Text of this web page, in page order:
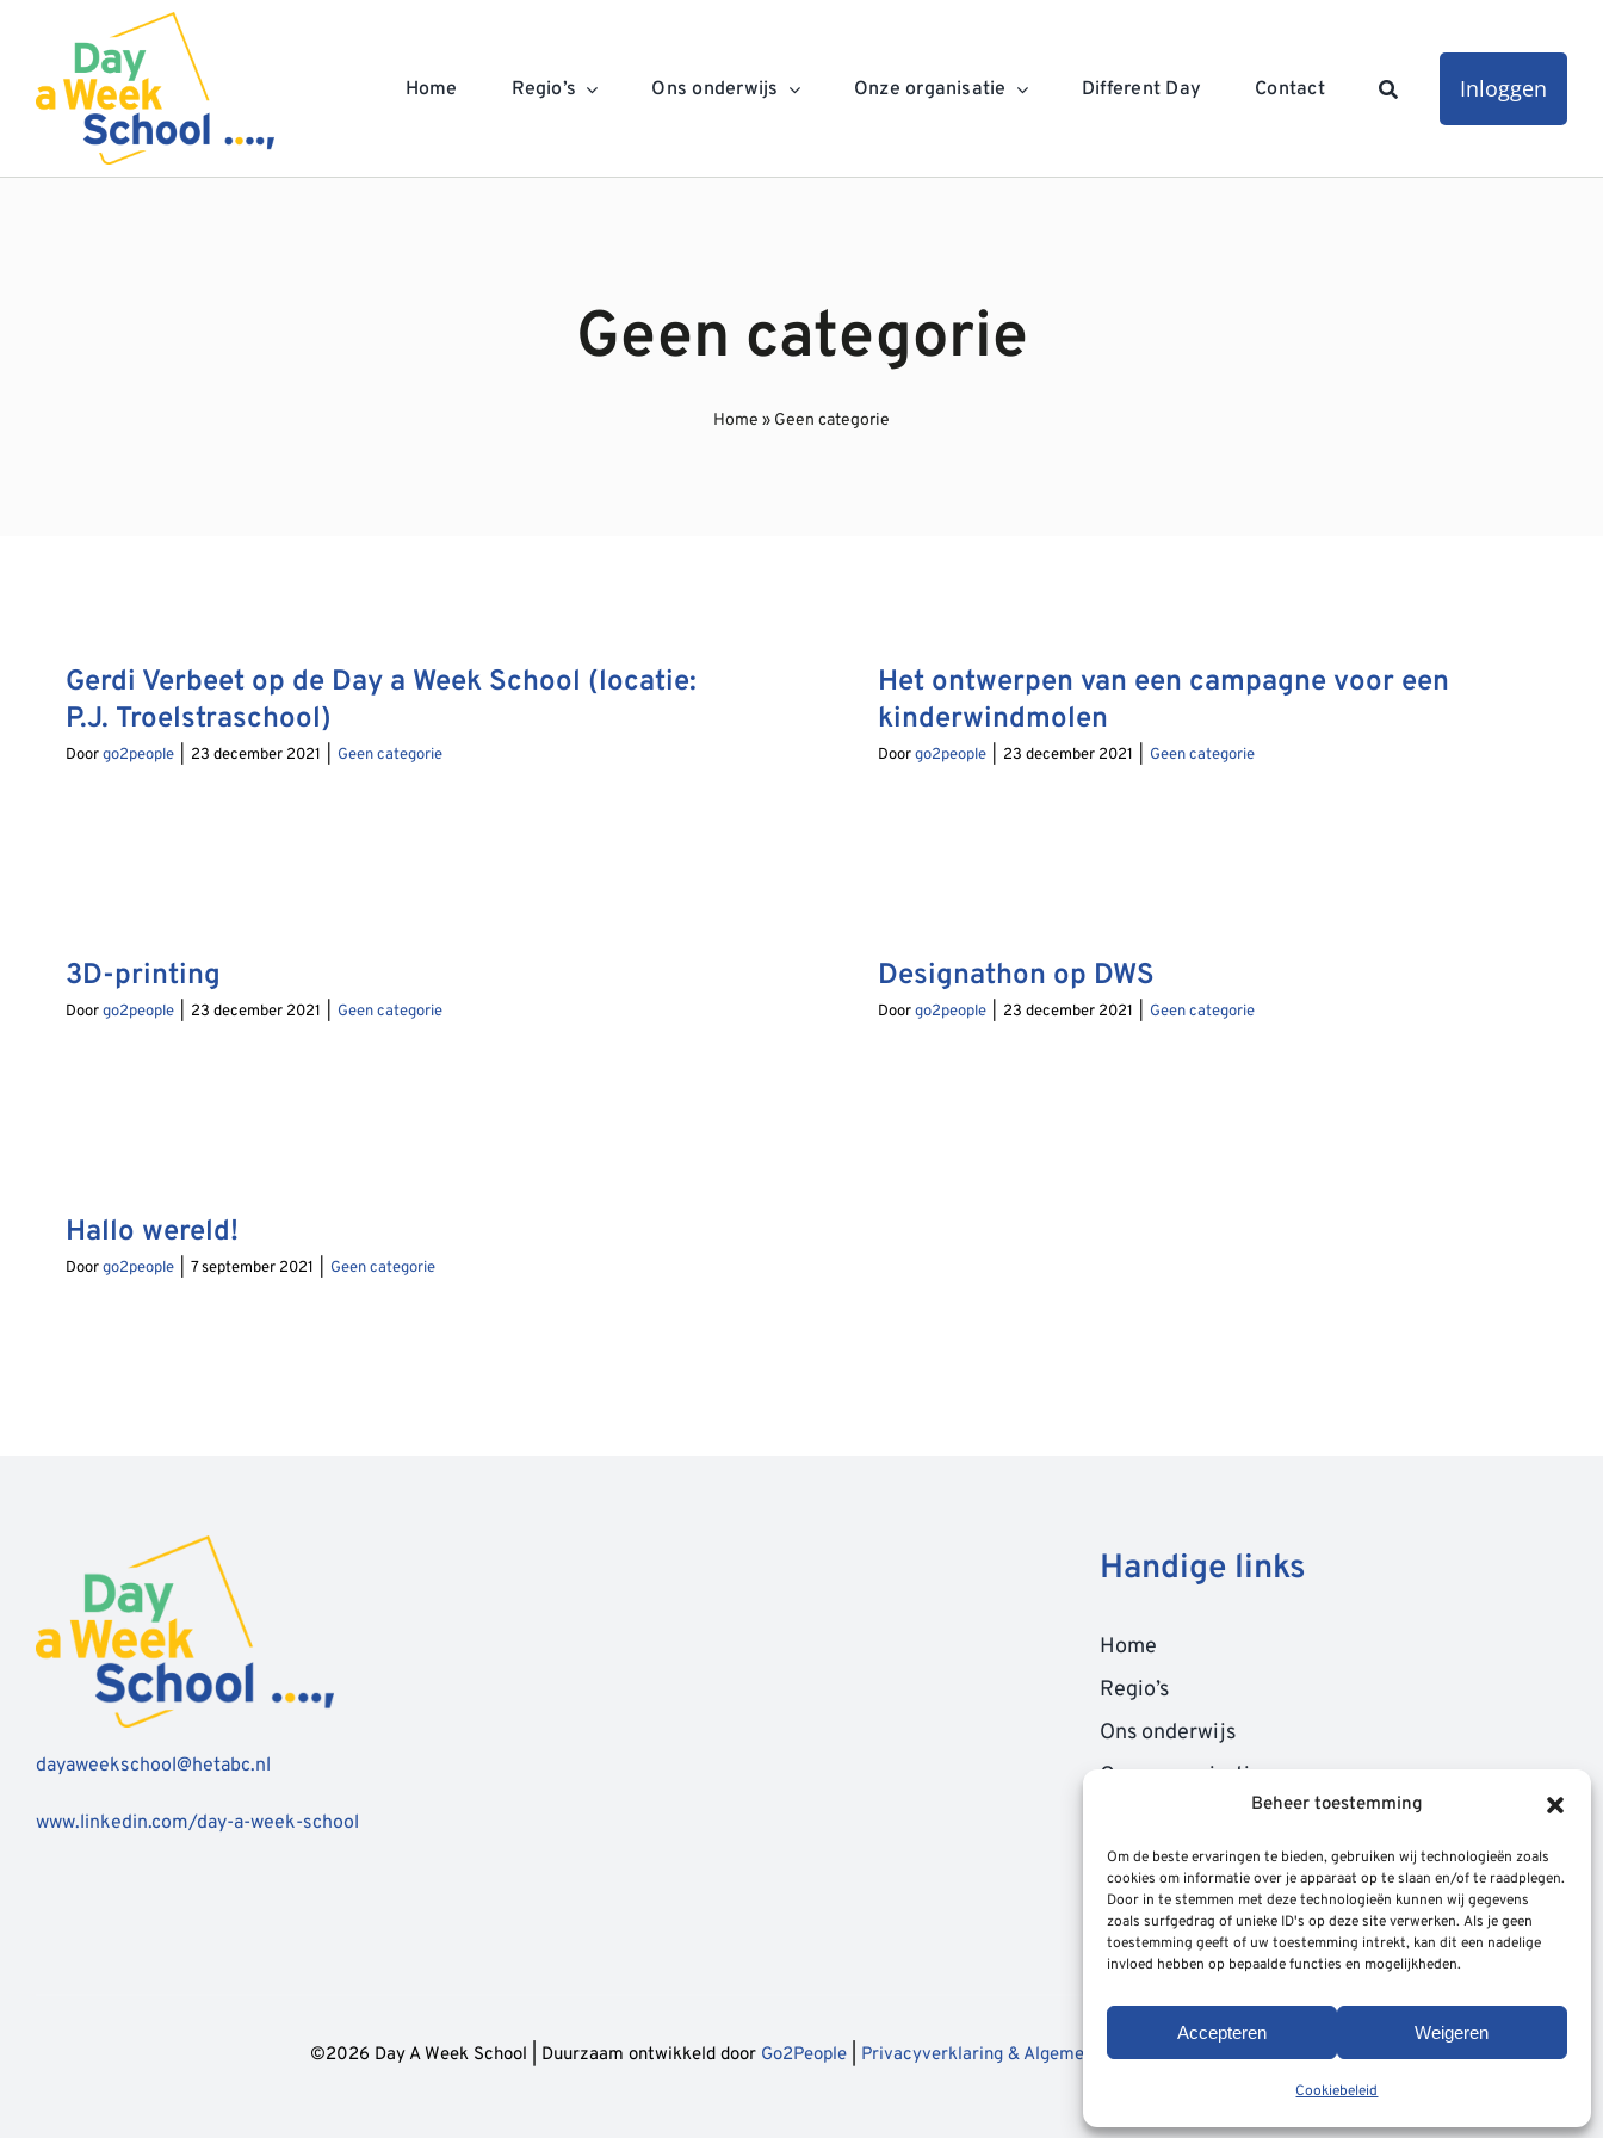
Beheer toestemming
Om de beste ervaringen te bieden, gebruiken wij technologieën zoals
cookies om informatie over je apparaat op te slaan en/of te raadplegen.
Door in te stemmen met deze technologieën kunnen wij gegevens
zoals surfgedrag of unieke ID's op deze site verwerken. Als je geen
toestemming geeft of uw toestemming intrekt, kan dit een nadelige
invloed hebben op bepaalde functies en mogelijkheden.
Accepteren Weigeren
Cookiebeleid
inhoud
Home Regio’s Ons onderwijs Onze organisatie Different Day Contact Inloggen
Geen categorie
Home » Geen categorie
Gerdi Verbeet op de Day a Week School (locatie:
P.J. Troelstraschool)
Doorgo2people 23 december 2021 Geen categorie
Het ontwerpen van een campagne voor een
kinderwindmolen
Doorgo2people 23 december 2021 Geen categorie
3D-printing
Doorgo2people 23 december 2021 Geen categorie
Designathon op DWS
Doorgo2people 23 december 2021 Geen categorie
Hallo wereld!
Doorgo2people 7 september 2021 Geen categorie
dayaweekschool@hetabc.nl
www.linkedin.com/day-a-week-school
Handige links
Home
Regio’s
Ons onderwijs
Onze organisatie
Contact
©2026 Day A Week School | Duurzaam ontwikkeld door Go2People Privacyverklaring & Algemene Voorwaarden|Sitemap